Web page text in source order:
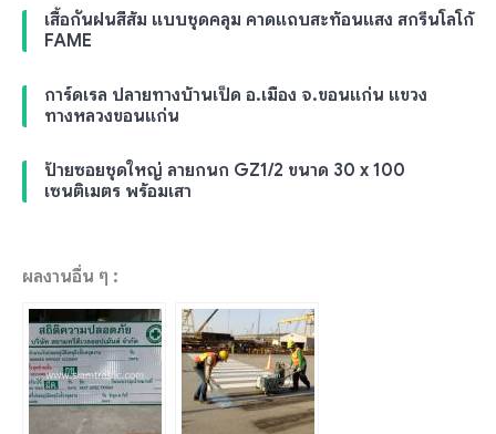
เสื้อกันฝนสีส้ม แบบชุดคลุม คาดแถบสะท้อนแสง สกรีนโลโก้
FAME
การ์ดเรล ปลายทางบ้านเป็ด อ.เมือง จ.ขอนแก่น แขวง
ทางหลวงขอนแก่น
ป้ายซอยชุดใหญ่ ลายกนก GZ1/2 ขนาด 30 x 100
เซนติเมตร พร้อมเสา
ผลงานอื่น ๆ :